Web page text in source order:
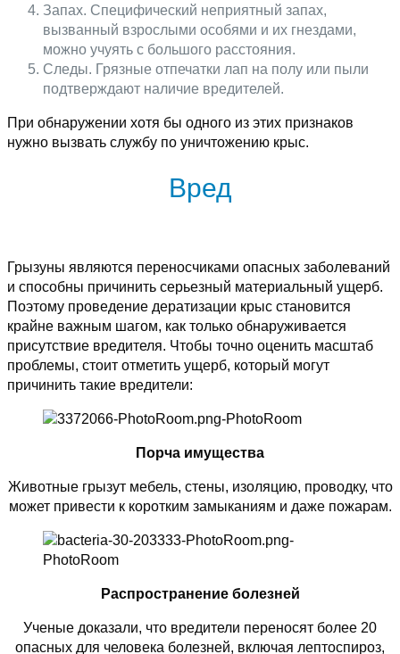
Запах. Специфический неприятный запах,
вызванный взрослыми особями и их гнездами,
можно учуять с большого расстояния.
Следы. Грязные отпечатки лап на полу или пыли
подтверждают наличие вредителей.
При обнаружении хотя бы одного из этих признаков
нужно вызвать службу по уничтожению крыс.
Вред
Грызуны являются переносчиками опасных заболеваний
и способны причинить серьезный материальный ущерб.
Поэтому проведение дератизации крыс становится
крайне важным шагом, как только обнаруживается
присутствие вредителя. Чтобы точно оценить масштаб
проблемы, стоит отметить ущерб, который могут
причинить такие вредители:
Порча имущества
Животные грызут мебель, стены, изоляцию, проводку, что
может привести к коротким замыканиям и даже пожарам.
Распространение болезней
Ученые доказали, что вредители переносят более 20
опасных для человека болезней, включая лептоспироз,